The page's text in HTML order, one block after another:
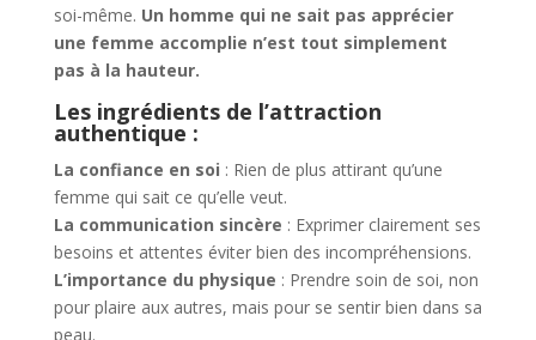
soi-même. Un homme qui ne sait pas apprécier
une femme accomplie n’est tout simplement
pas à la hauteur.
Les ingrédients de l’attraction
authentique :
La confiance en soi : Rien de plus attirant qu’une
femme qui sait ce qu’elle veut.
La communication sincère : Exprimer clairement ses
besoins et attentes éviter bien des incompréhensions.
L’importance du physique : Prendre soin de soi, non
pour plaire aux autres, mais pour se sentir bien dans sa
peau.